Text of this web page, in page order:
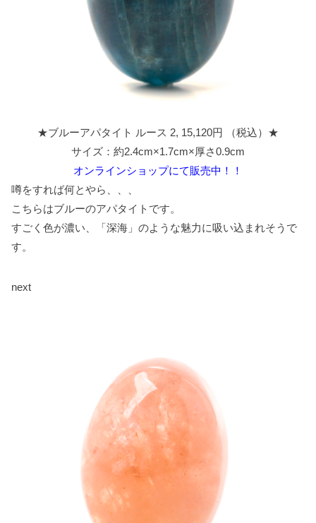
★ブルーアパタイト ルース 2, 15,120円 （税込）★
サイズ：約2.4cm×1.7cm×厚さ0.9cm
オンラインショップにて販売中！！
噂をすれば何とやら、、、
こちらはブルーのアパタイトです。
すごく色が濃い、「深海」のような魅力に吸い込まれそうで
す。
next